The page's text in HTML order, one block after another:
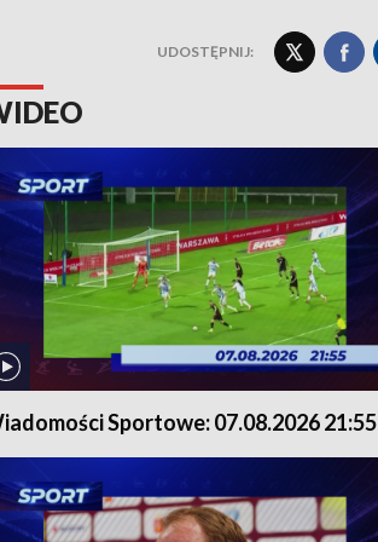
UDOSTĘPNIJ:
Sportowe: 07.08.2026 21:55